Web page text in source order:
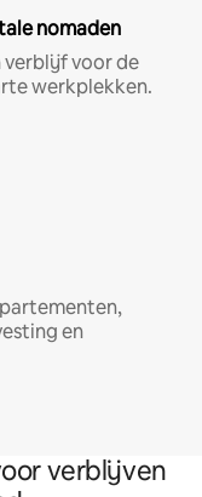
nomaden
verblijf voor de
werkplekken.
en
verblijven